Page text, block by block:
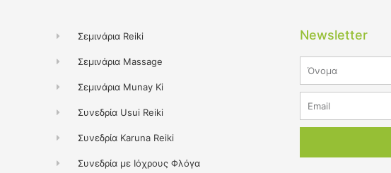
Σεμινάρια Reiki
Σεμινάρια Massage
Σεμινάρια Munay Ki
Συνεδρία Usui Reiki
Συνεδρία Karuna Reiki
Συνεδρία με Ιόχρους Φλόγα
Newsletter
Name
Email